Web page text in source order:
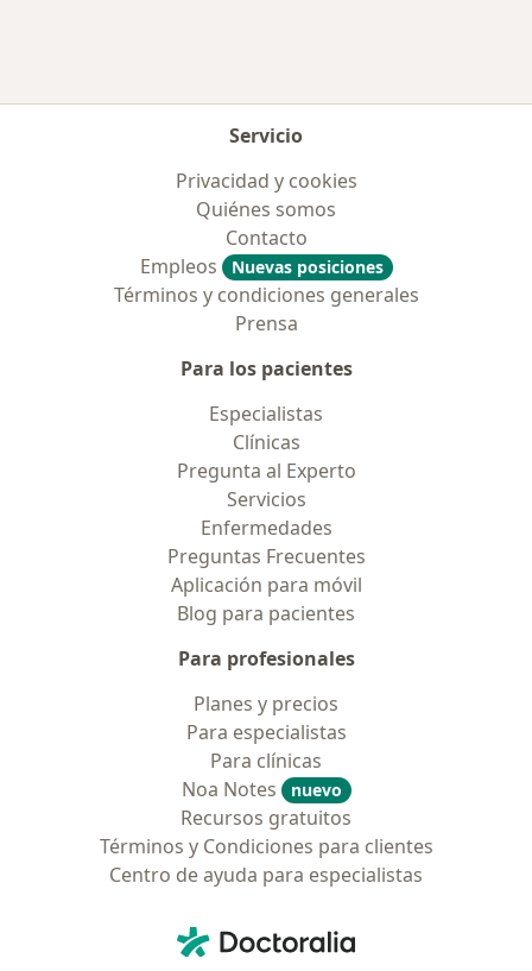
Servicio
Privacidad y cookies
Quiénes somos
Contacto
Empleos
Nuevas posiciones
Términos y condiciones generales
Prensa
Para los pacientes
Especialistas
Clínicas
Pregunta al Experto
Servicios
Enfermedades
Preguntas Frecuentes
Aplicación para móvil
Blog para pacientes
Para profesionales
Planes y precios
Para especialistas
Para clínicas
Noa Notes
nuevo
Recursos gratuitos
Términos y Condiciones para clientes
Centro de ayuda para especialistas
Doctoralia - Página de inicio